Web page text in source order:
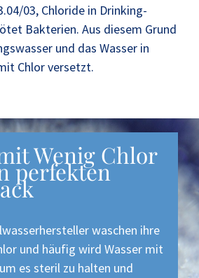
03, Chloride in Drinking-
Bakterien. Aus diesem Grund
und das Wasser in
Chlor versetzt.
Wenig Chlor
perfekten
waschen ihre
und häufig wird Wasser mit
es steril zu halten und